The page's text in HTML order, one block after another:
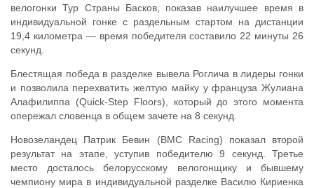
велогонки Тур Страны Басков, показав наилучшее время в
индивидуальной гонке с раздельным стартом на дистанции
19,4 километра — время победителя составило 22 минуты 26
секунд.
Блестящая победа в разделке вывела Роглича в лидеры гонки
и позволила перехватить желтую майку у француза Жулиана
Алафилиппа (Quick-Step Floors), который до этого момента
опережал словенца в общем зачете на 8 секунд.
Новозеландец Патрик Бевин (BMC Racing) показал второй
результат на этапе, уступив победителю 9 секунд. Третье
место досталось белорусскому велогонщику и бывшему
чемпиону мира в индивидуальной разделке Василю Кириенка